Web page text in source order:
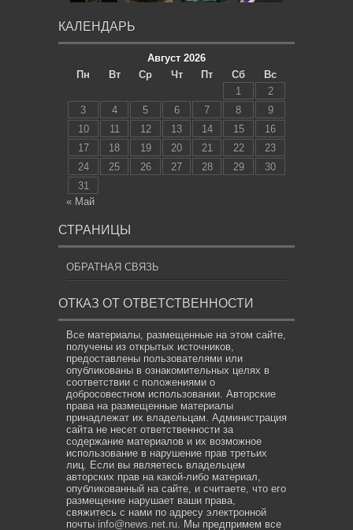
КАЛЕНДАРЬ
Август 2026
Пн
Вт Ср Чт Пт Сб
Вс
1
2
3
4 5 6 7 8
9
10
11 12 13 14 15
16
17
18 19 20 21 22
23
24
25 26 27 28 29
30
31
« Май
СТРАНИЦЫ
ОБРАТНАЯ СВЯЗЬ
ОТКАЗ ОТ ОТВЕТСТВЕННОСТИ
Все материалы, размещенные на этом сайте,
получены из открытых источников,
предоставлены пользователями или
опубликованы в ознакомительных целях в
соответствии с положениями о
добросовестном использовании. Авторские
права на размещенные материалы
принадлежат их владельцам. Администрация
сайта не несет ответственности за
содержание материалов и их возможное
использование в нарушение прав третьих
лиц. Если вы являетесь владельцем
авторских прав на какой-либо материал,
опубликованный на сайте, и считаете, что его
размещение нарушает ваши права,
свяжитесь с нами по адресу электронной
почты info@news.net.ru. Мы предпримем все